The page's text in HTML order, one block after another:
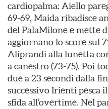
cardiopalma: Aiello
69-69, Maida ribadisce
del PalaMilone e mette
aggiornano lo score sul
Aliprandi alla lunetta
a canestro (73-75). Poi
due a 23 secondi dalla
successivo Irienti pesca
sfida all’overtime. Nel